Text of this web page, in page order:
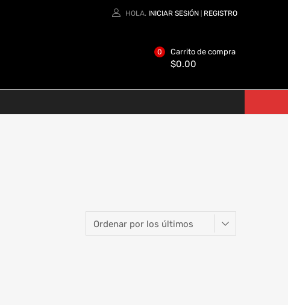
HOLA. INICIAR SESIÓN REGISTRO
Carrito de compra
$0.00
0